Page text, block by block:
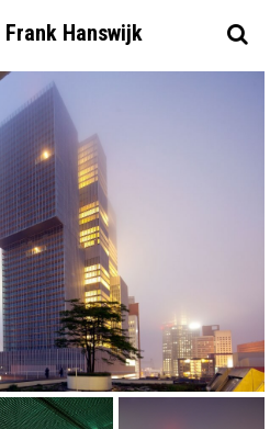
Frank Hanswijk